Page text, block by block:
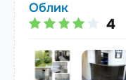
Облик
4